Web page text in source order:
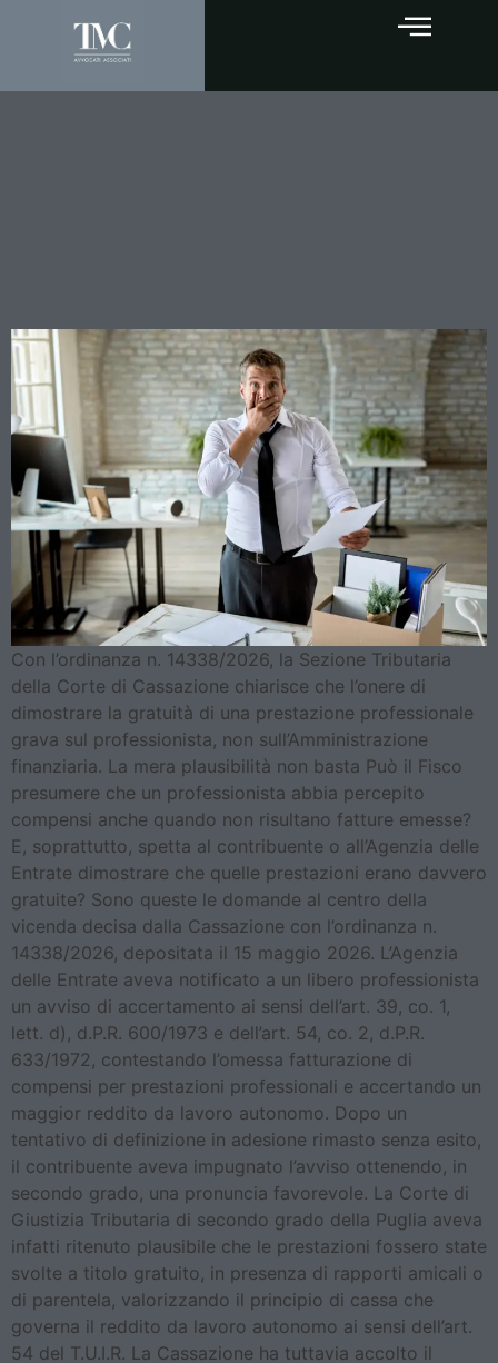
Con l’ordinanza n. 14338/2026, la Sezione Tributaria
della Corte di Cassazione chiarisce che l’onere di
dimostrare la gratuità di una prestazione professionale
grava sul professionista, non sull’Amministrazione
finanziaria. La mera plausibilità non basta Può il Fisco
presumere che un professionista abbia percepito
compensi anche quando non risultano fatture emesse?
E, soprattutto, spetta al contribuente o all’Agenzia delle
Entrate dimostrare che quelle prestazioni erano davvero
gratuite? Sono queste le domande al centro della
vicenda decisa dalla Cassazione con l’ordinanza n.
14338/2026, depositata il 15 maggio 2026. L’Agenzia
delle Entrate aveva notificato a un libero professionista
un avviso di accertamento ai sensi dell’art. 39, co. 1,
lett. d), d.P.R. 600/1973 e dell’art. 54, co. 2, d.P.R.
633/1972, contestando l’omessa fatturazione di
compensi per prestazioni professionali e accertando un
maggior reddito da lavoro autonomo. Dopo un
tentativo di definizione in adesione rimasto senza esito,
il contribuente aveva impugnato l’avviso ottenendo, in
secondo grado, una pronuncia favorevole. La Corte di
Giustizia Tributaria di secondo grado della Puglia aveva
infatti ritenuto plausibile che le prestazioni fossero state
svolte a titolo gratuito, in presenza di rapporti amicali o
di parentela, valorizzando il principio di cassa che
governa il reddito da lavoro autonomo ai sensi dell’art.
54 del T.U.I.R. La Cassazione ha tuttavia accolto il